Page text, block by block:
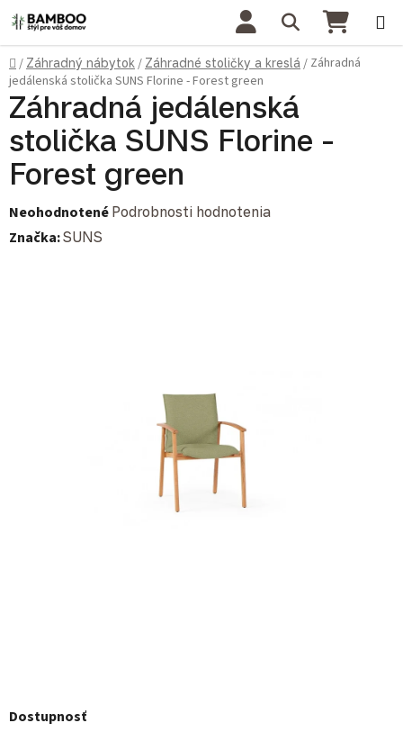
Prejsť na obsah Hľadať
Domov
/ Záhradný nábytok / Záhradné stoličky a kreslá / Záhradná
jedálenská stolička SUNS Florine - Forest green
Dostupnosť
Záhradná jedálenská
stolička SUNS Florine -
Forest green
Priemerné hodnotenie produktu je 0,0 z 5 hviezdičiek.
Neohodnotené Podrobnosti hodnotenia
Značka:SUNS